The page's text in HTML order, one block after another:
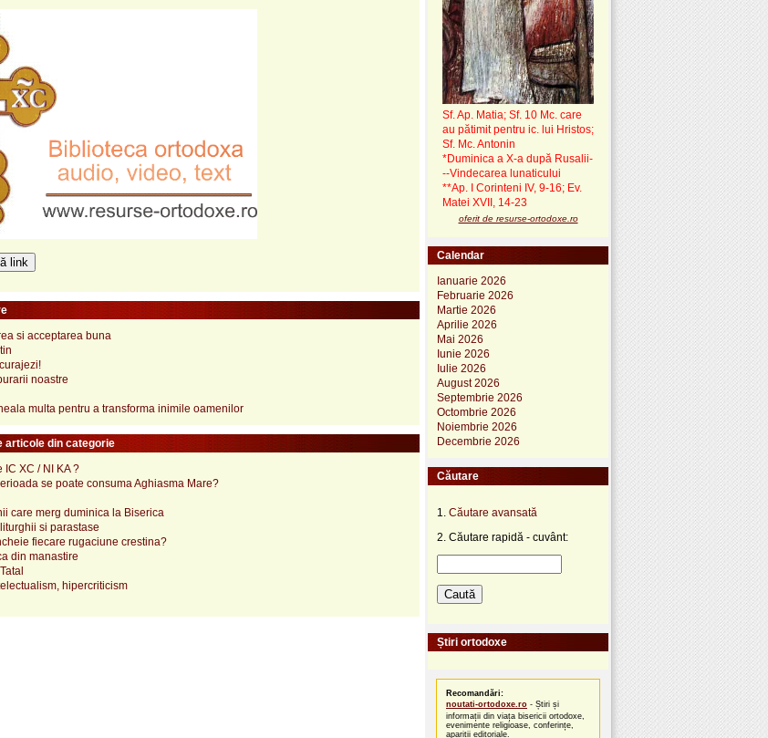
link
si acceptarea buna
noastre
multa pentru a transforma inimile oamenilor
articole din categorie
XC / NI KA ?
se poate consuma Aghiasma Mare?
care merg duminica la Biserica
si parastase
fiecare rugaciune crestina?
din manastire
hipercriticism
Sf. Ap. Matia; Sf. 10 Mc. care
au pătimit pentru ic. lui Hristos;
Sf. Mc. Antonin
*Duminica a X-a după Rusalii-
--Vindecarea lunaticului
**Ap. I Corinteni IV, 9-16; Ev.
Matei XVII, 14-23
oferit de resurse-ortodoxe.ro
Calendar
Ianuarie 2026
Februarie 2026
Martie 2026
Aprilie 2026
Mai 2026
Iunie 2026
Iulie 2026
August 2026
Septembrie 2026
Octombrie 2026
Noiembrie 2026
Decembrie 2026
Căutare
1. Căutare avansată
2. Căutare rapidă - cuvânt:
Știri ortodoxe
Recomandări:
noutati-ortodoxe.ro - Știri și
informații din viața bisericii ortodoxe,
evenimente religioase, conferințe,
apariții editoriale.